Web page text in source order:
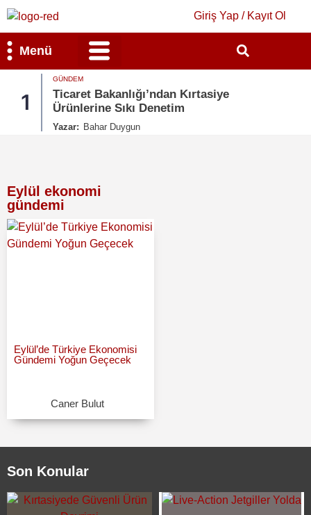
Giriş Yap / Kayıt Ol
Menü
1
GÜNDEM
Ticaret Bakanlığı’ndan Kırtasiye
Ürünlerine Sıkı Denetim
Yazar: Bahar Duygun
Eylül ekonomi
gündemi
Eylül’de Türkiye Ekonomisi
Gündemi Yoğun Geçecek
Caner Bulut
Son Konular